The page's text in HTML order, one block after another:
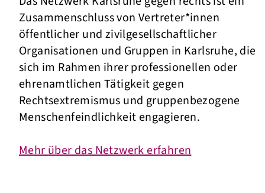
GLEICHHEIT
Zusammenschluss von Vertreter*innen
öffentlicher und zivilgesellschaftlicher
Organisationen und Gruppen in Karlsruhe, die
sich im Rahmen ihrer professionellen oder
ehrenamtlichen Tätigkeit gegen
Rechtsextremismus und gruppenbezogene
Menschenfeindlichkeit engagieren.
Mehr über das Netzwerk erfahren